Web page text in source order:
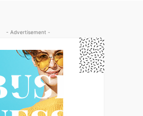
- Advertisement -